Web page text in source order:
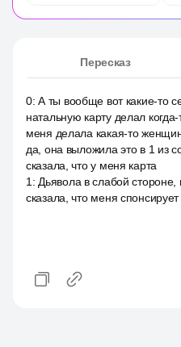
Пересказ
0:А ты вообще вот какие-то
натальную карту делал
меня делала какая-то
да, она выложила это в 1 из
сказала, что у меня карта
1 : Дьявола в слабой
сказала, что меня